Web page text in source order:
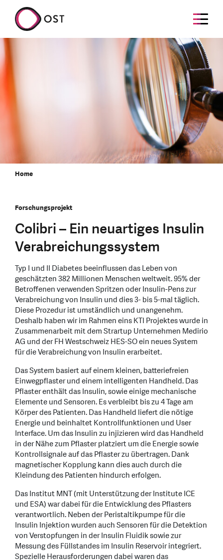
Home
Forschungsprojekt
Colibri – Ein neuartiges Insulin
Verabreichungssystem
Typ I und II Diabetes beeinflussen das Leben von
geschätzten 382 Millionen Menschen weltweit. 95% der
Betroffenen verwenden Spritzen oder Insulin-Pens zur
Verabreichung von Insulin und dies 3- bis 5-mal täglich.
Diese Prozedur ist umständlich und unangenehm.
Deshalb haben wir im Rahmen eins KTI Projektes wurde in
Zusammenarbeit mit dem Strartup Unternehmen Medirio
AG und der FH Westschweiz HES-SO ein neues System
für die Verabreichung von Insulin erarbeitet.
Das System basiert auf einem kleinen, batteriefreien
Einwegpflaster und einem intelligenten Handheld. Das
Pflaster enthält das Insulin, sowie einige mechanische
Elemente und Sensoren. Es verbleibt bis zu 4 Tage am
Körper des Patienten. Das Handheld liefert die nötige
Energie und beinhaltet Kontrollfunktionen und User
Interface. Um das Insulin zu injizieren wird das Handheld
in der Nähe zum Pflaster platziert um die Energie sowie
Kontrollsignale auf das Pflaster zu übertragen. Dank
magnetischer Kopplung kann dies auch durch die
Kleindung des Patienten hindurch erfolgen.
Das Institut MNT (mit Unterstützung der Institute ICE
und ESA) war dabei für die Entwicklung des Pflasters
verantwortlich. Neben der Peristaltikpumpe für die
Insulin Injektion wurden auch Sensoren für die Detektion
von Verstopfungen in der Insulin Fluidik sowie zur
Messung des Füllstandes im Insulin Reservoir integriert.
Spezielle Herausforderungen dabei waren das